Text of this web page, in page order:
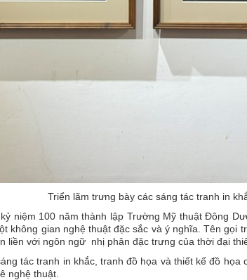
Triển lãm trưng bày các sáng tác tranh in
niệm 100 năm thành lập Trường Mỹ thuật Đông
không gian nghệ thuật đặc sắc và ý nghĩa. Tên gọi
liền với ngôn ngữ nhị phân đặc trưng của thời đại
tác tranh in khắc, tranh đồ họa và thiết kế đồ
nghệ thuật.